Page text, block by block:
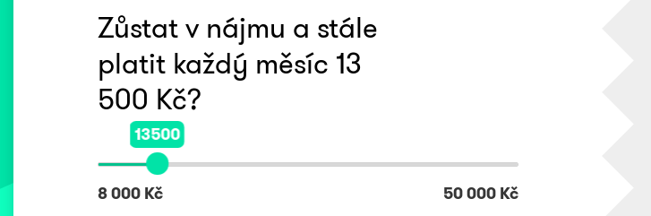
Zůstat v nájmu a stále
platit každý měsíc 13
500 Kč?
13500
8 000 Kč 50 000 Kč